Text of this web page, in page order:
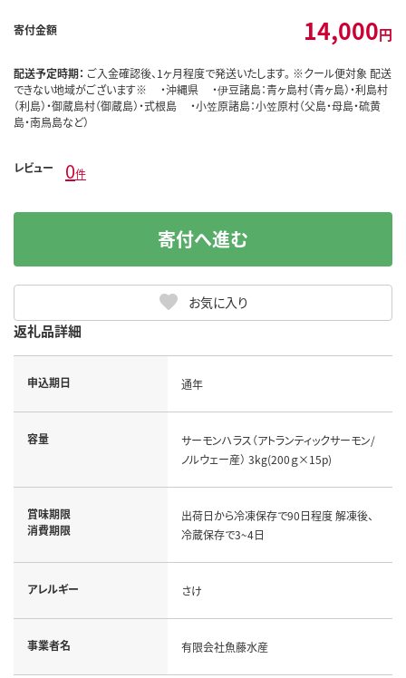
寄付金額 14,000円
配送予定時期： ご入金確認後、1ヶ月程度で発送いたします。 ※クール便対象 配送
できない地域がございます※ ・沖縄県 ・伊豆諸島：青ヶ島村（青ヶ島）・利島村
（利島）・御蔵島村（御蔵島）・式根島 ・小笠原諸島：小笠原村（父島・母島・硫黄
島・南鳥島など）
レビュー 0件
お気に入り
寄付へ進む
返礼品詳細
申込期日 通年
容量
サーモンハラス（アトランティックサーモン/
ノルウェー産） 3kg(200ｇ×15p)
賞味期限
消費期限
出荷日から冷凍保存で90日程度 解凍後、
冷蔵保存で3~4日
アレルギー さけ
事業者名 有限会社魚藤水産